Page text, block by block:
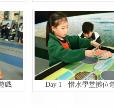
戲 Day 1 - 惜水學堂攤位